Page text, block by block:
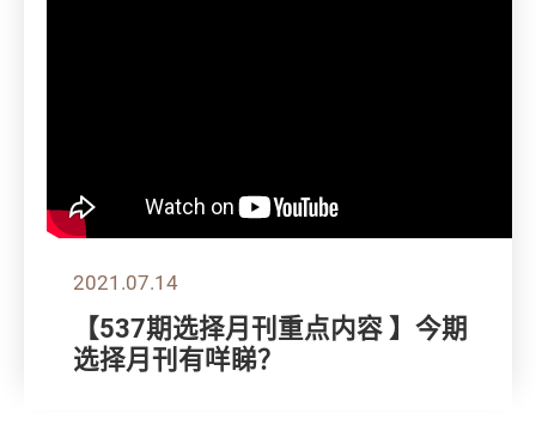
2021.07.14
【537期选择月刊重点内容 】今期
选择月刊有咩睇？